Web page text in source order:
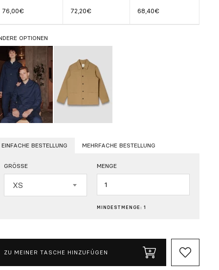
76,00€ 72,20€ 68,40€
OPTIONEN
EINFACHE BESTELLUNG MEHRFACHE BESTELLUNG
GRÖSSE
XS
MENGE
MINDESTMENGE: 1
ZU MEINER TASCHE HINZUFÜGEN